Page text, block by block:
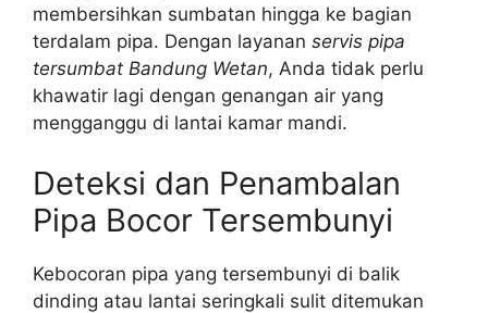
membersihkan sumbatan hingga ke bagian
terdalam pipa. Dengan layanan servis pipa
tersumbat Bandung Wetan, Anda tidak perlu
khawatir lagi dengan genangan air yang
mengganggu di lantai kamar mandi.
Deteksi dan Penambalan
Pipa Bocor Tersembunyi
Kebocoran pipa yang tersembunyi di balik
dinding atau lantai seringkali sulit ditemukan